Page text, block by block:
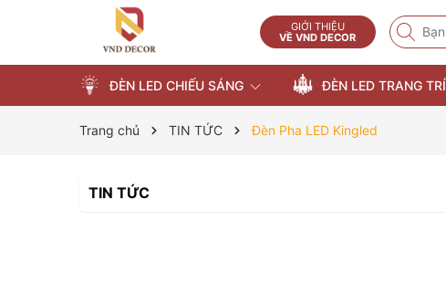
GIỚI THIỆU
VỀ VND DECOR
ĐÈN LED CHIẾU SÁNG ĐÈN LED TRANG TRÍ
Trang chủ TIN TỨC Đèn Pha LED Kingled
TIN TỨC